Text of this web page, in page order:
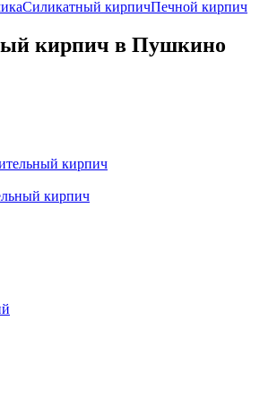
Силикатный кирпичПечной кирпич
кирпич в Пушкино
кирпич
кирпич